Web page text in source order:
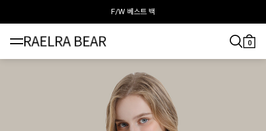
F/W 베스트 백
라엘라베어가 추천하는 이달의 백
0